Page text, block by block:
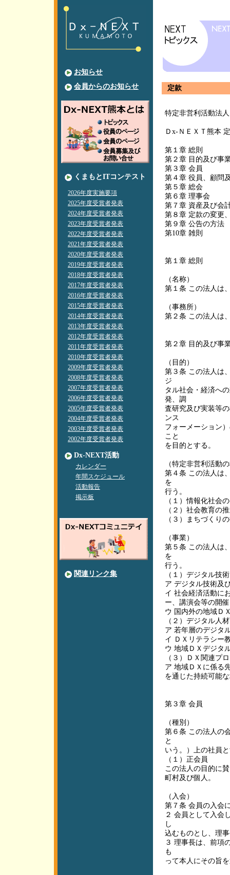
お知らせ
会員からのお知らせ
くまもとITコンテスト
2026年度実施要項
2025年度受賞者発表
2024年度受賞者発表
2023年度受賞者発表
2022年度受賞者発表
2021年度受賞者発表
2020年度受賞者発表
2019年度受賞者発表
2018年度受賞者発表
2017年度受賞者発表
2016年度受賞者発表
2015年度受賞者発表
2014年度受賞者発表
2013年度受賞者発表
2012年度受賞者発表
2011年度受賞者発表
2010年度受賞者発表
2009年度受賞者発表
2008年度受賞者発表
2007年度受賞者発表
2006年度受賞者発表
2005年度受賞者発表
2004年度受賞者発表
2003年度受賞者発表
2002年度受賞者発表
Dx-NEXT活動
カレンダー
年間スケジュール
活動報告
掲示板
関連リンク集
定款
特定非営利活動法人
Ｄx-ＮＥＸＴ熊本
第１章 総則
第２章 目的及び事
第３章 会員
第４章 役員、顧問
第５章 総会
第６章 理事会
第７章 資産及び会
第８章 定款の変更
第９章 公告の方法
第10章 雑則
第１章 総則
（名称）
第１条 この法人は
（事務所）
第２条 この法人は
第２章 目的及び事
（目的）
第３条 この法人は
ジ
タル社会・経済へ
発、調
査研究及び実装等
ンス
フォーメーション
こと
を目的とする。
（特定非営利活動
第４条 この法人は
を
行う。
（１）情報化社会
（２）社会教育の
（３）まちづくり
（事業）
第５条 この法人は
を
行う。
（１）デジタル技
ア デジタル技術及
イ 社会経済活動に
ー、講演会等の開
ウ 国内外の地域Ｄ
（２）デジタル人
ア 若年層のデジタ
イ ＤＸリテラシー
ウ 地域ＤＸデジタ
（３）ＤＸ関連プ
ア 地域ＤＸに係る
を通じた持続可能
第３章 会員
（種別）
第６条 この法人の
と
いう。）上の社員
（１）正会員
この法人の目的に
町村及び個人。
（入会）
第７条 会員の入会
２ 会員として入会
し
込むものとし、理
３ 理事長は、前項
も
って本人にその旨